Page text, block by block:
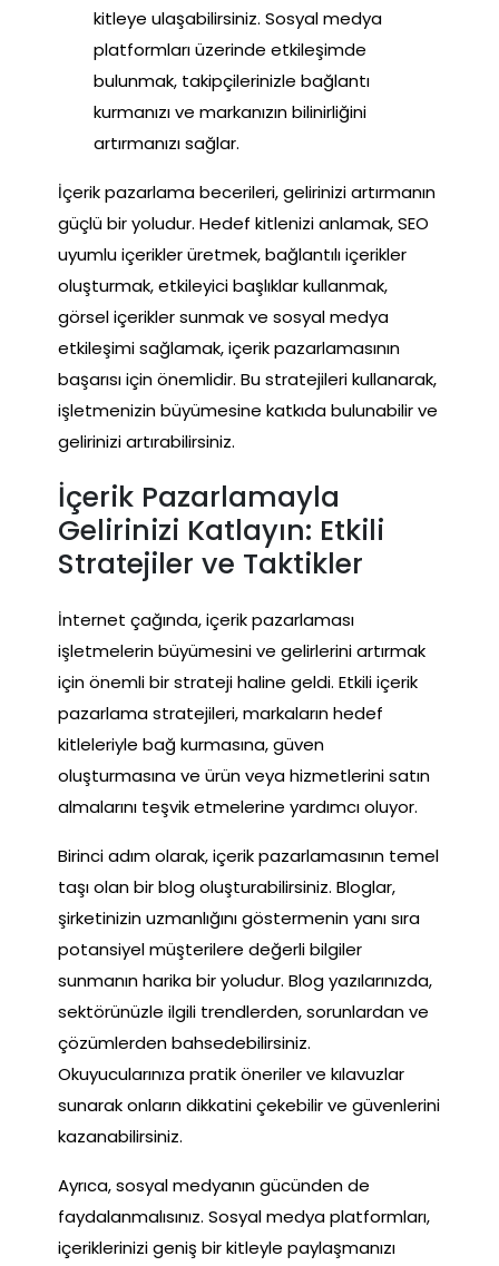
kitleye ulaşabilirsiniz. Sosyal medya
platformları üzerinde etkileşimde
bulunmak, takipçilerinizle bağlantı
kurmanızı ve markanızın bilinirliğini
artırmanızı sağlar.
İçerik pazarlama becerileri, gelirinizi artırmanın
güçlü bir yoludur. Hedef kitlenizi anlamak, SEO
uyumlu içerikler üretmek, bağlantılı içerikler
oluşturmak, etkileyici başlıklar kullanmak,
görsel içerikler sunmak ve sosyal medya
etkileşimi sağlamak, içerik pazarlamasının
başarısı için önemlidir. Bu stratejileri kullanarak,
işletmenizin büyümesine katkıda bulunabilir ve
gelirinizi artırabilirsiniz.
İçerik Pazarlamayla
Gelirinizi Katlayın: Etkili
Stratejiler ve Taktikler
İnternet çağında, içerik pazarlaması
işletmelerin büyümesini ve gelirlerini artırmak
için önemli bir strateji haline geldi. Etkili içerik
pazarlama stratejileri, markaların hedef
kitleleriyle bağ kurmasına, güven
oluşturmasına ve ürün veya hizmetlerini satın
almalarını teşvik etmelerine yardımcı oluyor.
Birinci adım olarak, içerik pazarlamasının temel
taşı olan bir blog oluşturabilirsiniz. Bloglar,
şirketinizin uzmanlığını göstermenin yanı sıra
potansiyel müşterilere değerli bilgiler
sunmanın harika bir yoludur. Blog yazılarınızda,
sektörünüzle ilgili trendlerden, sorunlardan ve
çözümlerden bahsedebilirsiniz.
Okuyucularınıza pratik öneriler ve kılavuzlar
sunarak onların dikkatini çekebilir ve güvenlerini
kazanabilirsiniz.
Ayrıca, sosyal medyanın gücünden de
faydalanmalısınız. Sosyal medya platformları,
içeriklerinizi geniş bir kitleyle paylaşmanızı